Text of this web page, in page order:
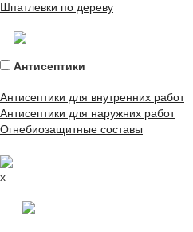
Шпатлевки по дереву
Антисептики
Антисептики для внутренних работ
Антисептики для наружних работ
Огнебиозащитные составы
x